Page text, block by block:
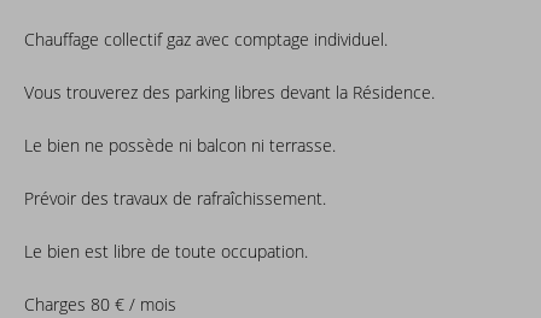
Chauffage collectif gaz avec comptage individuel.
Vous trouverez des parking libres devant la Résidence.
Le bien ne possède ni balcon ni terrasse.
Prévoir des travaux de rafraîchissement.
Le bien est libre de toute occupation.
Charges 80 € / mois